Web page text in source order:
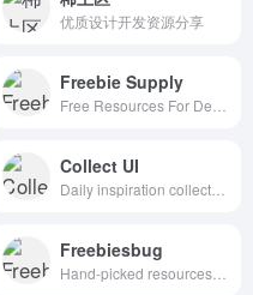
优质设计开发资源分享
Freebie Supply
Collect UI
Freebiesbug